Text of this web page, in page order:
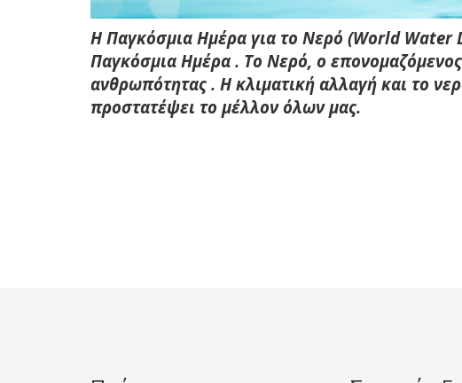
Η Παγκόσμια Ημέρα για το Νερό (World Water
Παγκόσμια Ημέρα . Το Νερό, ο
ανθρωπότητας . Η κλιματική αλλαγή και το
προστατέψει το μέλλον όλων μας.